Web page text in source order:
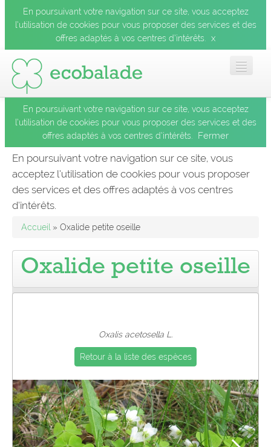
En poursuivant votre navigation sur ce site, vous acceptez
l’utilisation de cookies pour vous proposer des services et des
offres adaptés à vos centres d’intérêts.
x
Accueil
Les balades
Les espèces
Le blog
Pro
En poursuivant votre navigation sur ce site, vous acceptez
l’utilisation de cookies pour vous proposer des services et des
offres adaptés à vos centres d’intérêts.
Fermer
En poursuivant votre navigation sur ce site, vous
acceptez l’utilisation de cookies pour vous proposer
des services et des offres adaptés à vos centres
d’intérêts.
Accueil » Oxalide petite oseille
Oxalide petite oseille
Oxalis acetosella L.
Retour à la liste des espèces